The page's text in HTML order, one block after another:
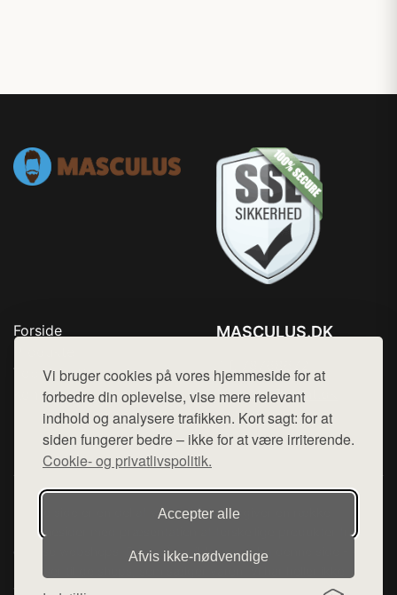
Vi bruger cookies på vores hjemmeside for at
forbedre din oplevelse, vise mere relevant
indhold og analysere trafikken. Kort sagt: for at
siden fungerer bedre – ikke for at være irriterende.
Cookie- og privatlivspolitik.
Accepter alle
Afvis ikke‑nødvendige
Forside
Top Rabatter
Kontakt
MASCULUS.DK
Mail: hej@want.dk
Cookie- og privatlivspolitik
Denne side er en del af want.dk, der udgiver en række
hjemmesider med præsentation af forskellige produkter fra
diverse webshops. Der sælges ikke varer fra denne side - vi
henviser til de shops, som sælger varen. Vi har heller ikke
varerne på lager.